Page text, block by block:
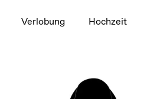
Verlobung Hochzeit